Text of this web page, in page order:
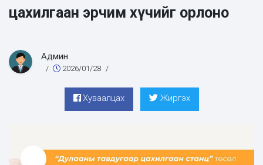
цахилгаан эрчим хүчийг орлоно
Админ
/ 2026/01/28 /
Хуваалцах Жиргэх